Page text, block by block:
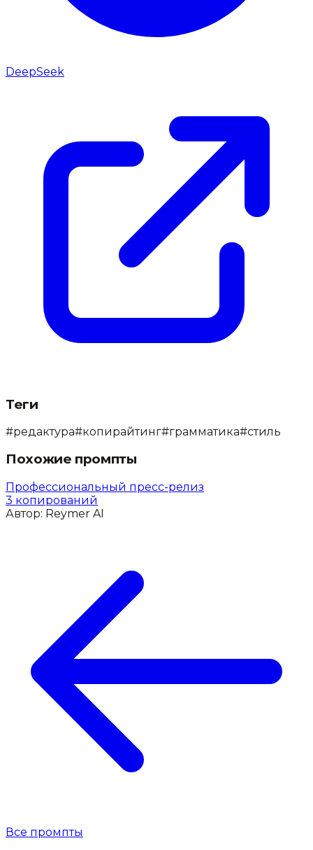
DeepSeek
Теги
#редактура#копирайтинг#грамматика#стиль
Похожие промпты
Профессиональный пресс-релиз
3 копирований
Автор: Reymer AI
Все промпты